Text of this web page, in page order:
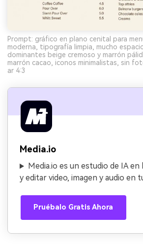
Prompt: gráfico en plano cenital para
moderna, tipografía limpia, mucho
dominantes beige cremoso y marrón
marrón cacao, iconos minimalistas, sin
ar 4:3
Media.io
Media.io es un estudio de IA en
y editar video, imagen y audio en
Pruébalo Gratis Ahora